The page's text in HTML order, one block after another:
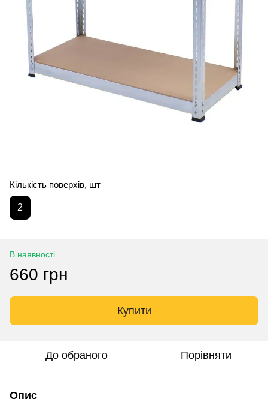
Кількість поверхів, шт
2
В наявності
660 грн
Купити
До обраного Порівняти
Опис